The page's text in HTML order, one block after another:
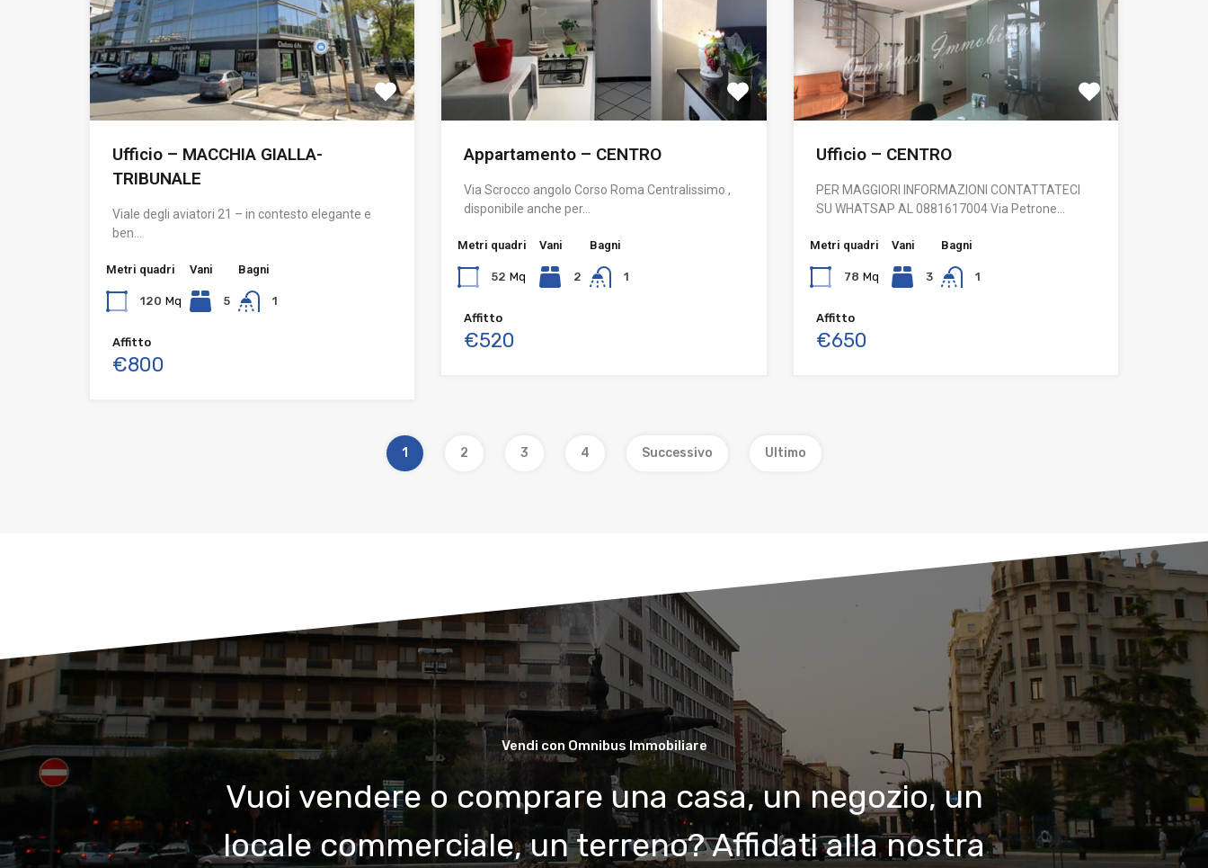
Ufficio – MACCHIA GIALLA-
TRIBUNALE
Viale degli aviatori 21 – in contesto elegante e
ben…
Metri quadri
120 Mq
Vani
5
Bagni
1
Affitto
€800
Appartamento – CENTRO
Via Scrocco angolo Corso Roma Centralissimo ,
disponibile anche per…
Metri quadri
52 Mq
Vani
2
Bagni
1
Affitto
€520
Ufficio – CENTRO
PER MAGGIORI INFORMAZIONI CONTATTATECI
SU WHATSAP AL 0881617004 Via Petrone…
Metri quadri
78 Mq
Vani
3
Bagni
1
Affitto
€650
1 2 3 4 Successivo Ultimo
Vendi con Omnibus Immobiliare
Vuoi vendere o comprare una casa, un negozio, un
locale commerciale, un terreno? Affidati alla nostra